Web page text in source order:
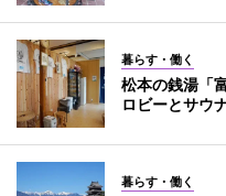
暮らす・働く
松本の銭湯「
ロビーとサウ
暮らす・働く